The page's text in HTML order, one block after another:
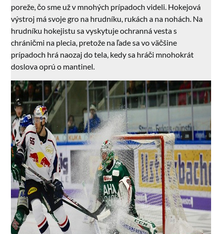
poreže, čo sme už v mnohých prípadoch videli. Hokejová
výstroj má svoje gro na hrudníku, rukách a na nohách. Na
hrudníku hokejistu sa vyskytuje ochranná vesta s
chráničmi na plecia, pretože na ľade sa vo väčšine
prípadoch hrá naozaj do tela, kedy sa hráči mnohokrát
doslova oprú o mantinel.